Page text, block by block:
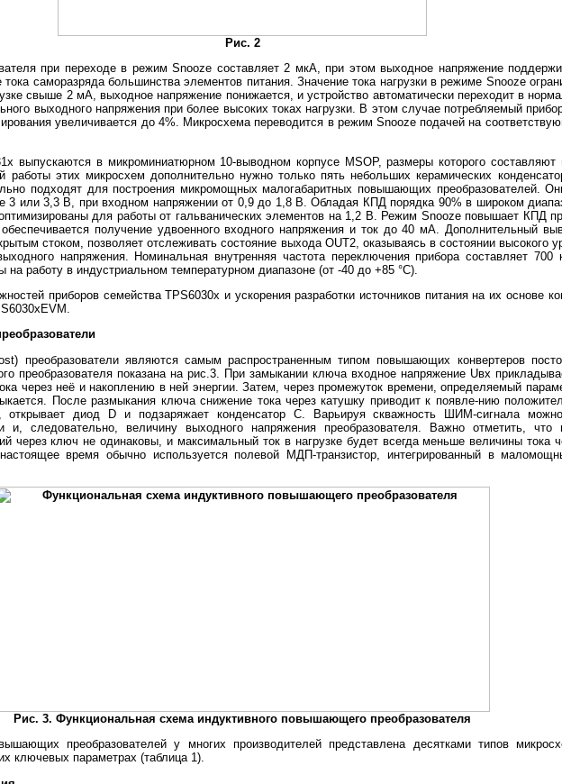
Рис. 2
при переходе в режим Snooze составляет 2 мкА, при этом выходное напряжение
саморазряда большинства элементов питания. Значение тока нагрузки в режиме Snooze
свыше 2 мА, выходное напряжение понижается, и устройство автоматически переходит в
выходного напряжения при более высоких токах нагрузки. В этом случае потребляемый
увеличивается до 4%. Микросхема переводится в режим Snooze подачей на
выпускаются в микроминиатюрном 10-выводном корпусе MSOP, размеры которого
этих микросхем дополнительно нужно только пять небольших керамических
подходят для построения микромощных малогабаритных повышающих преобразователей.
3 или 3,3 В, при входном напряжении от 0,9 до 1,8 В. Обладая КПД порядка 90% в широком
для работы от гальванических элементов на 1,2 В. Режим Snooze повышает КПД
получение удвоенного входного напряжения и ток до 40 мА. Дополнительный
стоком, позволяет отслеживать состояние выхода OUT2, оказываясь в состоянии высокого
напряжения. Номинальная внутренняя частота переключения прибора составляет
на работу в индустриальном температурном диапазоне (от -40 до +85 °С).
приборов семейства TPS6030x и ускорения разработки источников питания на их основе
преобразователи являются самым распространенным типом повышающих конвертеров
преобразователя показана на рис.3. При замыкании ключа входное напряжение Uвх
через неё и накоплению в ней энергии. Затем, через промежуток времени, определяемый
После размыкания ключа снижение тока через катушку приводит к появле-нию
диод D и подзаряжает конденсатор С. Варьируя скважность ШИМ-сигнала
и, следовательно, величину выходного напряжения преобразователя. Важно отметить, что
через ключ не одинаковы, и максимальный ток в нагрузке будет всегда меньше величины тока
время обычно используется полевой МДП-транзистор, интегрированный в
Рис. 3. Функциональная схема индуктивного повышающего преобразователя
преобразователей у многих производителей представлена десятками типов
ключевых параметрах (таблица 1).